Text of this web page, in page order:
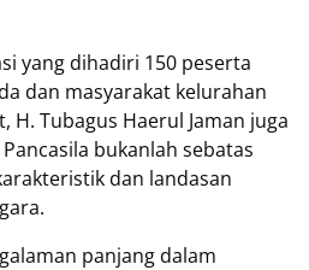
yang dihadiri 150 peserta
dan masyarakat kelurahan
H. Tubagus Haerul Jaman juga
bukanlah sebatas
dan landasan
panjang dalam